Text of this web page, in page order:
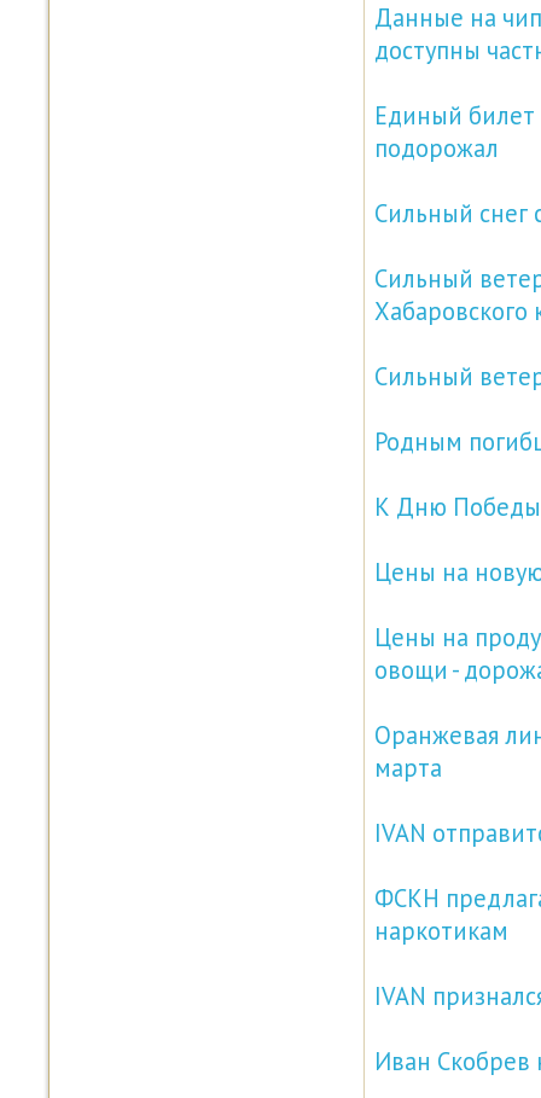
Данные на
доступны
Единый
подорожал
Сильный
Сильный
Хабаровского
Сильный
Родным
К Дню Победы:
Цены на
Цены на
овощи -
Оранжевая
марта
IVAN
ФСКН
наркотикам
IVAN
Иван